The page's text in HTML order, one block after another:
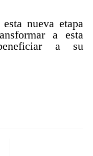
nueva etapa
a esta
a su